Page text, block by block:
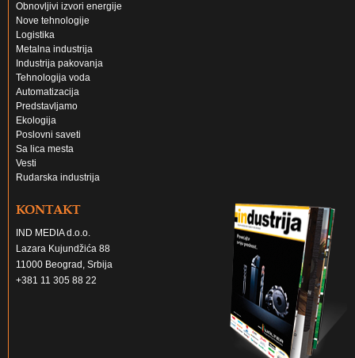
Obnovljivi izvori energije
Nove tehnologije
Logistika
Metalna industrija
Industrija pakovanja
Tehnologija voda
Automatizacija
Predstavljamo
Ekologija
Poslovni saveti
Sa lica mesta
Vesti
Rudarska industrija
KONTAKT
IND MEDIA d.o.o.
Lazara Kujundžića 88
11000 Beograd, Srbija
+381 11 305 88 22